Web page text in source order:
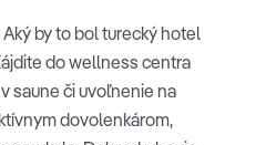
Aký by to bol turecký hotel
do wellness centra
saune či uvoľnenie na
dovolenkárom,